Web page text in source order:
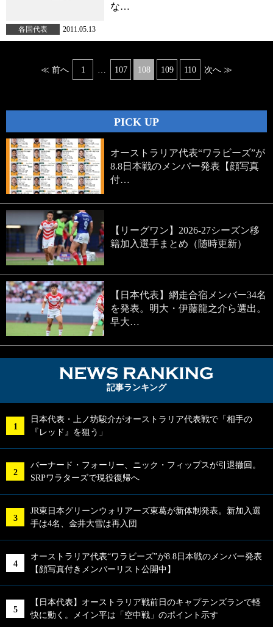
な…
各国代表 2011.05.13
≪ 前へ 1 … 107 108 109 110 次へ ≫
PICK UP
オーストラリア代表“ワラビーズ”が
8.8日本戦のメンバー発表【顔写真
付…
【リーグワン】2026-27シーズン移
籍加入選手まとめ（随時更新）
【日本代表】網走合宿メンバー34名
を発表。明大・伊藤龍之介ら選出。
早大…
記事ランキング
日本代表・上ノ坊駿介がオーストラリア代表戦で「相手の
『レッド』を狙う」
バーナード・フォーリー、ニック・フィップスが引退撤回。
SRPワラターズで現役復帰へ
JR東日本グリーンウォリアーズ東葛が新体制発表。新加入選
手は4名、金井大雪は再入団
オーストラリア代表“ワラビーズ”が8.8日本戦のメンバー発表
【顔写真付きメンバーリスト公開中】
【日本代表】オーストラリア戦前日のキャプテンズランで軽
快に動く。メイン平は「空中戦」のポイント示す